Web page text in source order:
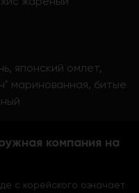
японский омлет,
маринованная, битые
компания на
с корейского означает